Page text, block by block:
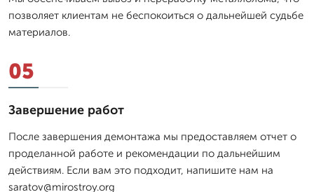
позволяет клиентам не беспокоиться о дальнейшей судьбе
материалов.
05
Завершение работ
После завершения демонтажа мы предоставляем отчет о
проделанной работе и рекомендации по дальнейшим
действиям. Если вам это подходит, напишите нам на
saratov@mirostroy.org